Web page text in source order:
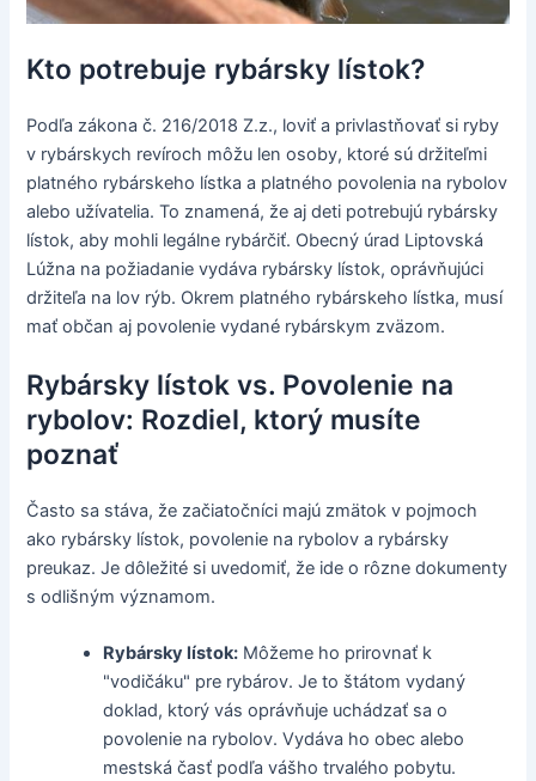
Kto potrebuje rybársky lístok?
Podľa zákona č. 216/2018 Z.z., loviť a privlastňovať si ryby
v rybárskych revíroch môžu len osoby, ktoré sú držiteľmi
platného rybárskeho lístka a platného povolenia na rybolov
alebo užívatelia. To znamená, že aj deti potrebujú rybársky
lístok, aby mohli legálne rybárčiť. Obecný úrad Liptovská
Lúžna na požiadanie vydáva rybársky lístok, oprávňujúci
držiteľa na lov rýb. Okrem platného rybárskeho lístka, musí
mať občan aj povolenie vydané rybárskym zväzom.
Rybársky lístok vs. Povolenie na
rybolov: Rozdiel, ktorý musíte
poznať
Často sa stáva, že začiatočníci majú zmätok v pojmoch
ako rybársky lístok, povolenie na rybolov a rybársky
preukaz. Je dôležité si uvedomiť, že ide o rôzne dokumenty
s odlišným významom.
Rybársky lístok: Môžeme ho prirovnať k
"vodičáku" pre rybárov. Je to štátom vydaný
doklad, ktorý vás oprávňuje uchádzať sa o
povolenie na rybolov. Vydáva ho obec alebo
mestská časť podľa vášho trvalého pobytu.